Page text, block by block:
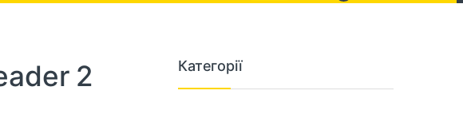
2 Категорії